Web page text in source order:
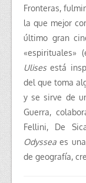
Fronteras,
la que mejor
último gran
«espirituales»
Ulises está
del que toma
y se sirve de
Guerra,
Fellini, De
Odyssea es
de geografía,